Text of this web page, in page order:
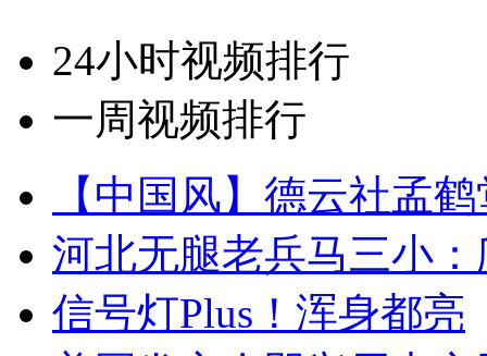
24小时视频排行
一周视频排行
【中国风】德云社孟
河北无腿老兵马三小
信号灯Plus！浑身都亮